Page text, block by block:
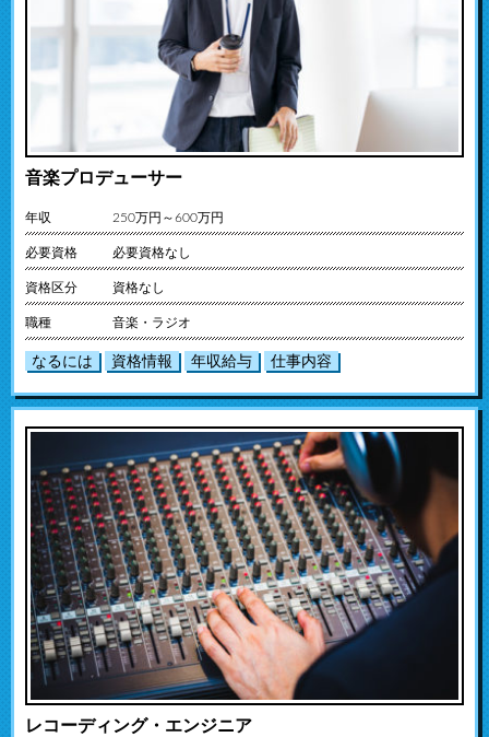
音楽プロデューサー
年収 250万円～600万円
必要資格 必要資格なし
資格区分 資格なし
職種 音楽・ラジオ
なるには 資格情報 年収給与 仕事内容
レコーディング・エンジニア